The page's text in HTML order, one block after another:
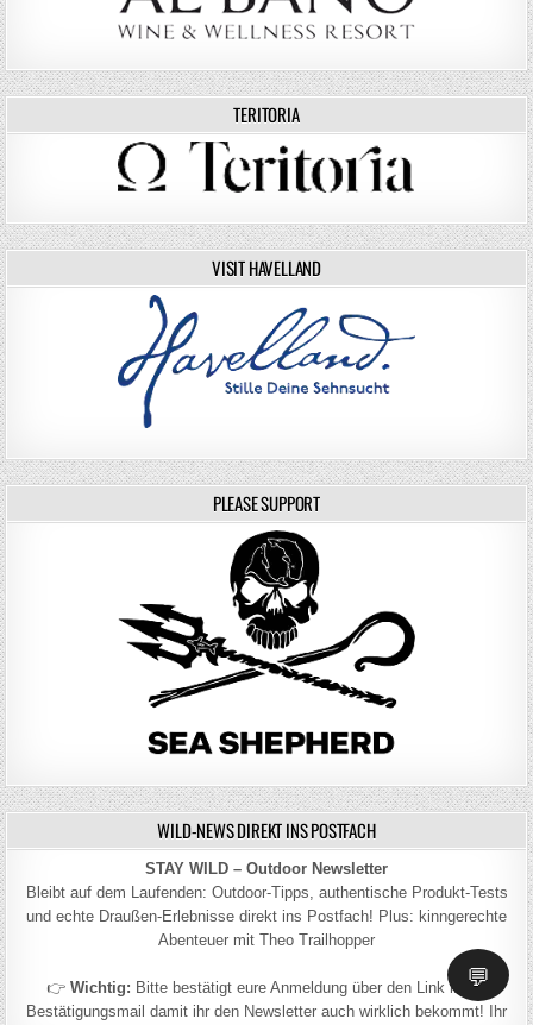
💬
TERITORIA
VISIT HAVELLAND
PLEASE SUPPORT
WILD-NEWS DIREKT INS POSTFACH
STAY WILD – Outdoor Newsletter
Bleibt auf dem Laufenden: Outdoor-Tipps, authentische Produkt-Tests
und echte Draußen-Erlebnisse direkt ins Postfach! Plus: kinngerechte
Abenteuer mit Theo Trailhopper
👉 Wichtig: Bitte bestätigt eure Anmeldung über den Link in der
Bestätigungsmail damit ihr den Newsletter auch wirklich bekommt! Ihr